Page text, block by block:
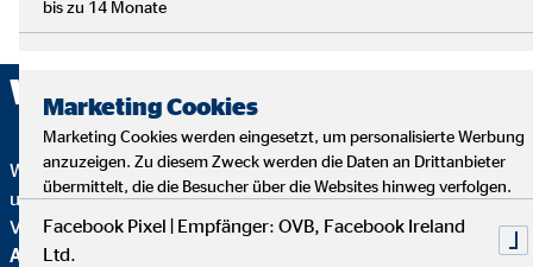
Wir sind ausgezeichnet!
Wir wurden mehrfach ausgezeichnet – ein starkes Zeichen für
unser Engagement in Qualität, Fairness und Nachhaltigkeit.
VonFocus Moneywurden wir fürTop
Altersvorsorgeberatung und als fairster Finanzvertrieb
bis zu 14 Monate
Marketing Cookies
Marketing Cookies werden eingesetzt, um personalisierte Werbung
anzuzeigen. Zu diesem Zweck werden die Daten an Drittanbieter
übermittelt, die die Besucher über die Websites hinweg verfolgen.
Facebook Pixel | Empfänger: OVB, Facebook Ireland
Ltd.